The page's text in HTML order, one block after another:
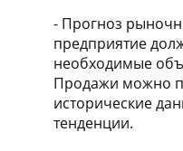
- Прогноз
предприятие
необходимые
Продажи можно
исторические
тенденции.